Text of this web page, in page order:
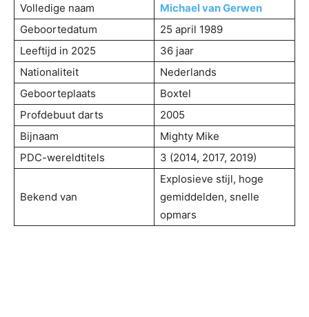
Volledige naam
Michael van Gerwen
Geboortedatum
25 april 1989
Leeftijd in 2025
36 jaar
Nationaliteit
Nederlands
Geboorteplaats
Boxtel
Profdebuut darts
2005
Bijnaam
Mighty Mike
PDC-wereldtitels
3 (2014, 2017, 2019)
Bekend van
Explosieve stijl, hoge
gemiddelden, snelle
opmars